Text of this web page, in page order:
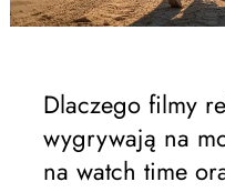
Dlaczego filmy
wygrywają na
na watch time